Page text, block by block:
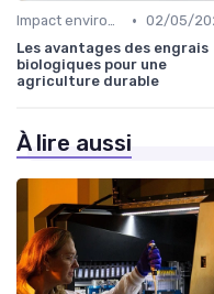
Impact environnemental • 02/05/
Les avantages des engrais
biologiques pour une
agriculture durable
À lire aussi